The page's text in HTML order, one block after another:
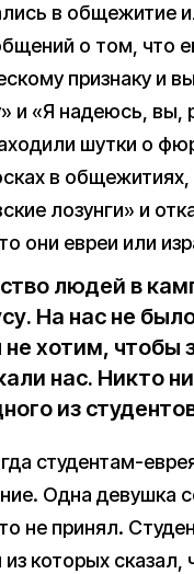
в общежитие
о том, что
признаку и
и «Я надеюсь, вы,
шутки о
в
лозунги» и
они евреи или
людей в
На нас не
хотим, чтобы
нас. Никто
из
студентам-
Одна девушка
не принял.
которых сказал,